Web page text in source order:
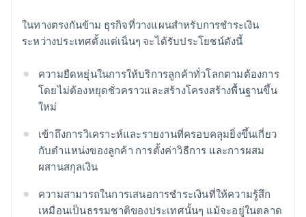
ในทางตรงกันข้าม ธุรกิจที่วางแผนสำหรับการชำระเงิน
ระหว่างประเทศตั้งแต่เนิ่นๆ จะได้รับประโยชน์ดังนี้
ความยืดหยุ่นในการให้บริการลูกค้าทั่วโลกตามต้องการ
โดยไม่ต้องหยุดชั่วคราวและสร้างโครงสร้างพื้นฐานขึ้น
ใหม่
เข้าถึงการวิเคราะห์และรายงานที่ครอบคลุมยิ่งขึ้นเกี่ยว
กับตำแหน่งของลูกค้า การตั้งค่าวิธีการ และการผสม
ผสานสกุลเงิน
ความสามารถในการเสนอการชำระเงินที่ให้ความรู้สึก
เหมือนเป็นธรรมชาติของประเทศนั้นๆ แม้จะอยู่ในตลาด